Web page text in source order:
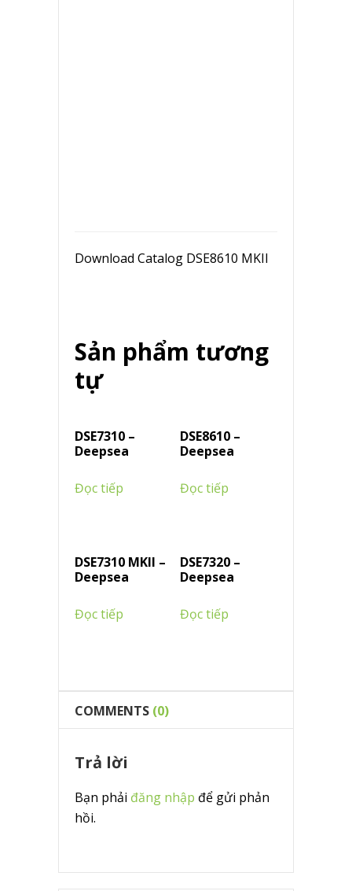
Download Catalog DSE8610 MKII
Sản phẩm tương
tự
DSE7310 –
Deepsea
Đọc tiếp
DSE8610 –
Deepsea
Đọc tiếp
DSE7310 MKII –
Deepsea
Đọc tiếp
DSE7320 –
Deepsea
Đọc tiếp
COMMENTS (0)
Trả lời
Bạn phải đăng nhập để gửi phản
hồi.